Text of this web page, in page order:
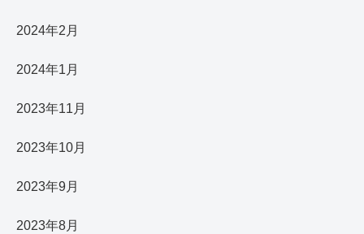
2024年2月
2024年1月
2023年11月
2023年10月
2023年9月
2023年8月